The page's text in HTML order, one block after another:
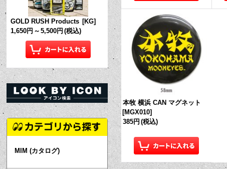
GOLD RUSH Products [KG]
1,650円 ～ 5,500円 (税込)
MIM (カタログ)
本牧 横浜 CAN マグネット
[MGX010]
385円 (税込)